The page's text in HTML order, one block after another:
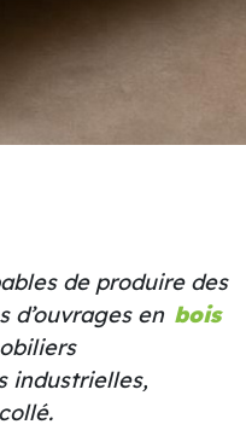
de produire des
d’ouvrages en bois
industrielles,